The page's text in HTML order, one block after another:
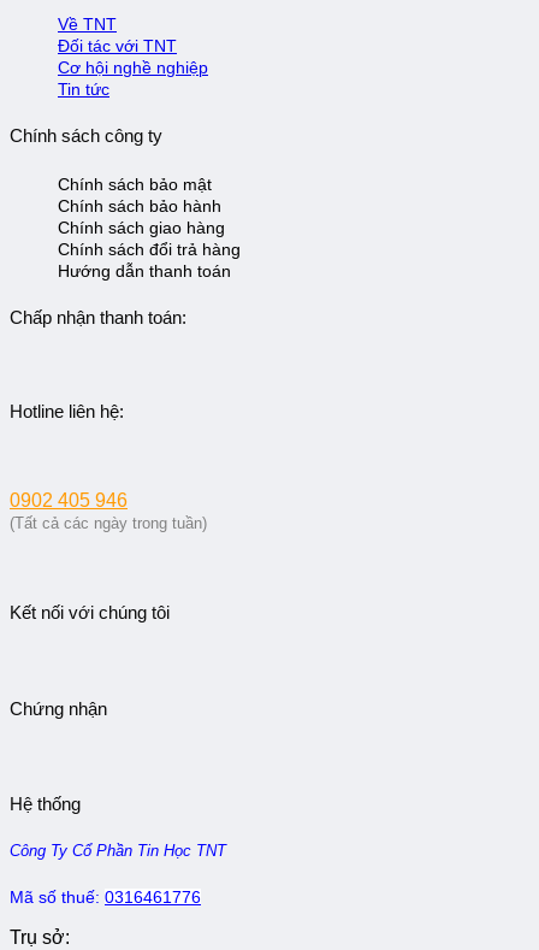
Về TNT
Đối tác với TNT
Cơ hội nghề nghiệp
Tin tức
Chính sách công ty
Chính sách bảo mật
Chính sách bảo hành
Chính sách giao hàng
Chính sách đổi trả hàng
Hướng dẫn thanh toán
Chấp nhận thanh toán:
Hotline liên hệ:
0902 405 946
(Tất cả các ngày trong tuần)
Kết nối với chúng tôi
Chứng nhận
Hệ thống
Công Ty Cổ Phần Tin Học TNT
Mã số thuế: 0316461776
Trụ sở: